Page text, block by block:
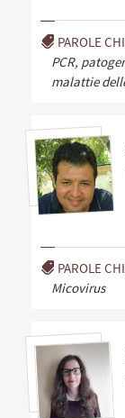
PAROLE
PCR,
malattie
PAROLE
Micovirus